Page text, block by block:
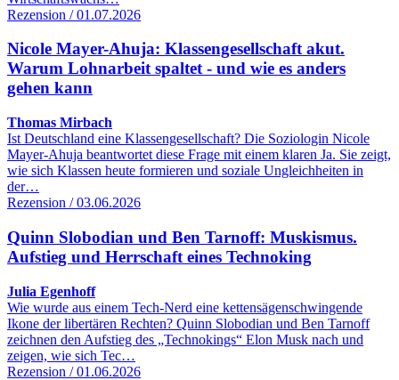
Rezension / 01.07.2026
Nicole Mayer-Ahuja: Klassengesellschaft akut.
Warum Lohnarbeit spaltet - und wie es anders
gehen kann
Thomas Mirbach
Ist Deutschland eine Klassengesellschaft? Die Soziologin Nicole
Mayer-Ahuja beantwortet diese Frage mit einem klaren Ja. Sie zeigt,
wie sich Klassen heute formieren und soziale Ungleichheiten in
der…
Rezension / 03.06.2026
Quinn Slobodian und Ben Tarnoff: Muskismus.
Aufstieg und Herrschaft eines Technoking
Julia Egenhoff
Wie wurde aus einem Tech-Nerd eine kettensägenschwingende
Ikone der libertären Rechten? Quinn Slobodian und Ben Tarnoff
zeichnen den Aufstieg des „Technokings“ Elon Musk nach und
zeigen, wie sich Tec…
Rezension / 01.06.2026